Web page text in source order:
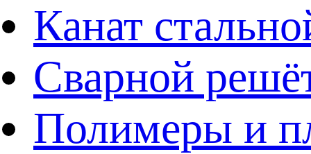
Канат
Сварной
Полимеры и